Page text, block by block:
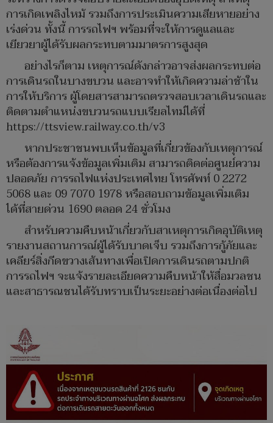
การเกิดเพลิงไหม้ รวมถึงการประเมินความเสียหายอย่าง
เร่งด่วน ทั้งนี้ การรถไฟฯ พร้อมที่จะให้การดูแลและ
เยียวยาผู้ได้รับผลกระทบตามมาตรการสูงสุด
อย่างไรก็ตาม เหตุการณ์ดังกล่าวอาจส่งผลกระทบต่อ
การเดินรถในบางขบวน และอาจทำให้เกิดความล่าช้าใน
การให้บริการ ผู้โดยสารสามารถตรวจสอบเวลาเดินรถและ
ติดตามตำแหน่งขบวนรถแบบเรียลไทม์ได้ที่
https://ttsview.railway.co.th/v3
หากประชาชนพบเห็นข้อมูลที่เกี่ยวข้องกับเหตุการณ์
หรือต้องการแจ้งข้อมูลเพิ่มเติม สามารถติดต่อศูนย์ความ
ปลอดภัย การรถไฟแห่งประเทศไทย โทรศัพท์ 0 2272
5068 และ 09 7070 1978 หรือสอบถามข้อมูลเพิ่มเติม
ได้ที่สายด่วน 1690 ตลอด 24 ชั่วโมง
สำหรับความคืบหน้าเกี่ยวกับสาเหตุการเกิดอุบัติเหตุ
รายงานสถานการณ์ผู้ได้รับบาดเจ็บ รวมถึงการกู้ภัยและ
เคลียร์สิ่งกีดขวางเส้นทางเพื่อเปิดการเดินรถตามปกติ
การรถไฟฯ จะแจ้งรายละเอียดความคืบหน้าให้สื่อมวลชน
และสาธารณชนได้รับทราบเป็นระยะอย่างต่อเนื่องต่อไป